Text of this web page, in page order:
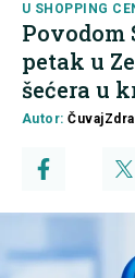
U SHOPPING
Povodom
petak u
šećera u
Autor: